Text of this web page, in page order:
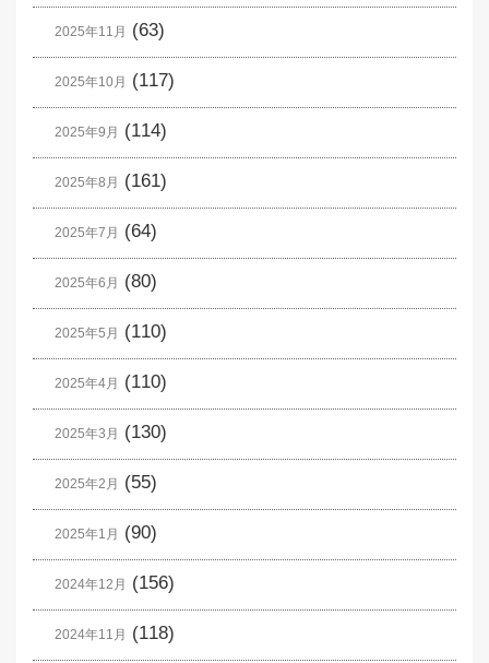
2025年11月 (63)
2025年10月 (117)
2025年9月 (114)
2025年8月 (161)
2025年7月 (64)
2025年6月 (80)
2025年5月 (110)
2025年4月 (110)
2025年3月 (130)
2025年2月 (55)
2025年1月 (90)
2024年12月 (156)
2024年11月 (118)